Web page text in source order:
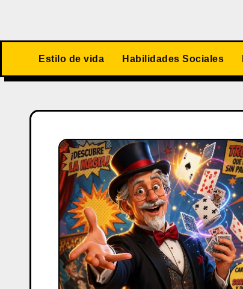
Estilo de vida Habilidades Sociales